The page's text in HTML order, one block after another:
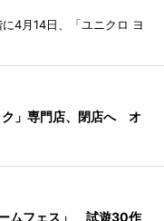
4月14日、「ユニクロ ヨ
ク」専門店、閉店へ オ
ムフェス」 試遊30作